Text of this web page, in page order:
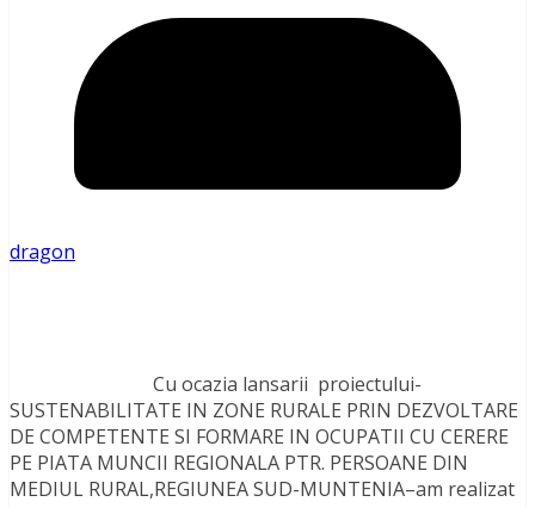
dragon
Cu ocazia lansarii proiectului-
SUSTENABILITATE IN ZONE RURALE PRIN DEZVOLTARE
DE COMPETENTE SI FORMARE IN OCUPATII CU CERERE
PE PIATA MUNCII REGIONALA PTR. PERSOANE DIN
MEDIUL RURAL,REGIUNEA SUD-MUNTENIA–am realizat